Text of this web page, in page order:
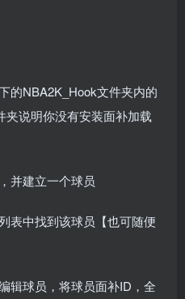
的NBA2K_Hook文件夹内的
夹说明你没有安装面补加载
并建立一个球员
表中找到该球员【也可随便
辑球员，将球员面补ID，全